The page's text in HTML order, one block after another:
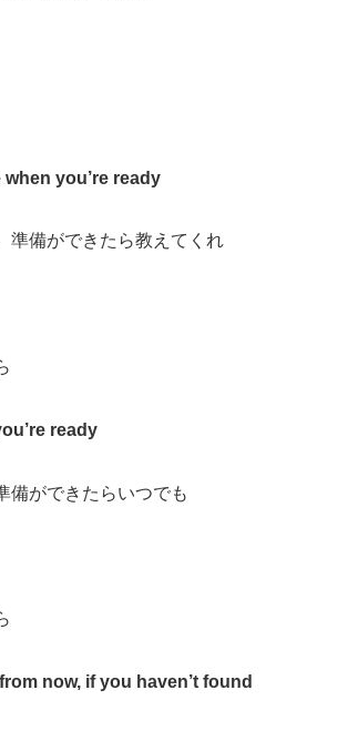
you’re ready
準備ができたら教えてくれ
ready
備ができたらいつでも
now, if you haven’t found